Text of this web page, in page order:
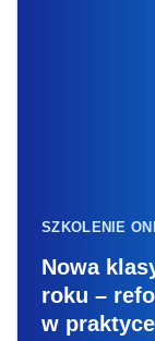
SZKOLENIE
Nowa
roku –
w praktyce